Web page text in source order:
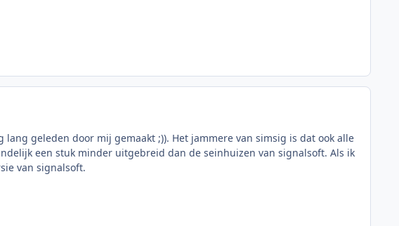
geleden door mij gemaakt ;)). Het jammere van simsig is dat ook alle
een stuk minder uitgebreid dan de seinhuizen van signalsoft. Als ik
van signalsoft.